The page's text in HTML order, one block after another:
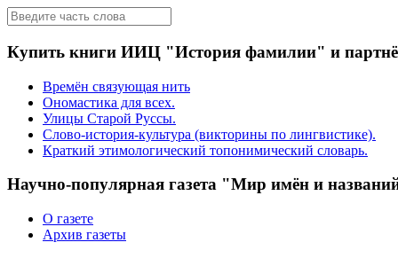
Купить книги ИИЦ "История фамилии" и
Времён связующая нить
Ономастика для всех.
Улицы Старой Руссы.
Слово-история-культура (викторины по лингвистике).
Краткий этимологический топонимический словарь.
Научно-популярная газета "Мир имён и
О газете
Архив газеты